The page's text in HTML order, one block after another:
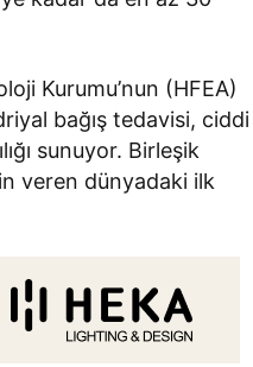
Kurumu’nun (HFEA)
bağış tedavisi, ciddi
sunuyor. Birleşik
veren dünyadaki ilk